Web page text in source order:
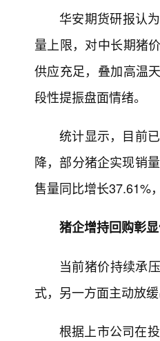
华安期货研报认
量上限，对中长期猪
供应充足，叠加高温
段性提振盘面情绪。
统计显示，目前
降，部分猪企实现销
售量同比增长37.61%
猪企增持回购彰
当前猪价持续承
式，另一方面主动放
根据上市公司在